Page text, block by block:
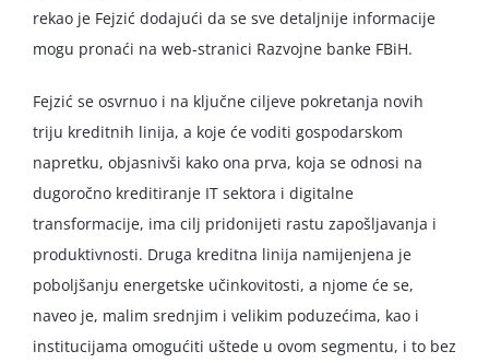
rekao je Fejzić dodajući da se sve detaljnije informacije
mogu pronaći na web-stranici Razvojne banke FBiH.
Fejzić se osvrnuo i na ključne ciljeve pokretanja novih
triju kreditnih linija, a koje će voditi gospodarskom
napretku, objasnivši kako ona prva, koja se odnosi na
dugoročno kreditiranje IT sektora i digitalne
transformacije, ima cilj pridonijeti rastu zapošljavanja i
produktivnosti. Druga kreditna linija namijenjena je
poboljšanju energetske učinkovitosti, a njome će se,
naveo je, malim srednjim i velikim poduzećima, kao i
institucijama omogućiti uštede u ovom segmentu, i to bez